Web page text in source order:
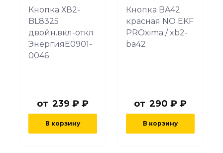
Кнопка ХВ2-
BL8325
двойн.вкл-откл
ЭнергияЕ0901-
0046
от 239 ₽ ₽
В корзину
Кнопка BA42
красная NO EKF
PROxima / xb2-
ba42
от 290 ₽ ₽
В корзину